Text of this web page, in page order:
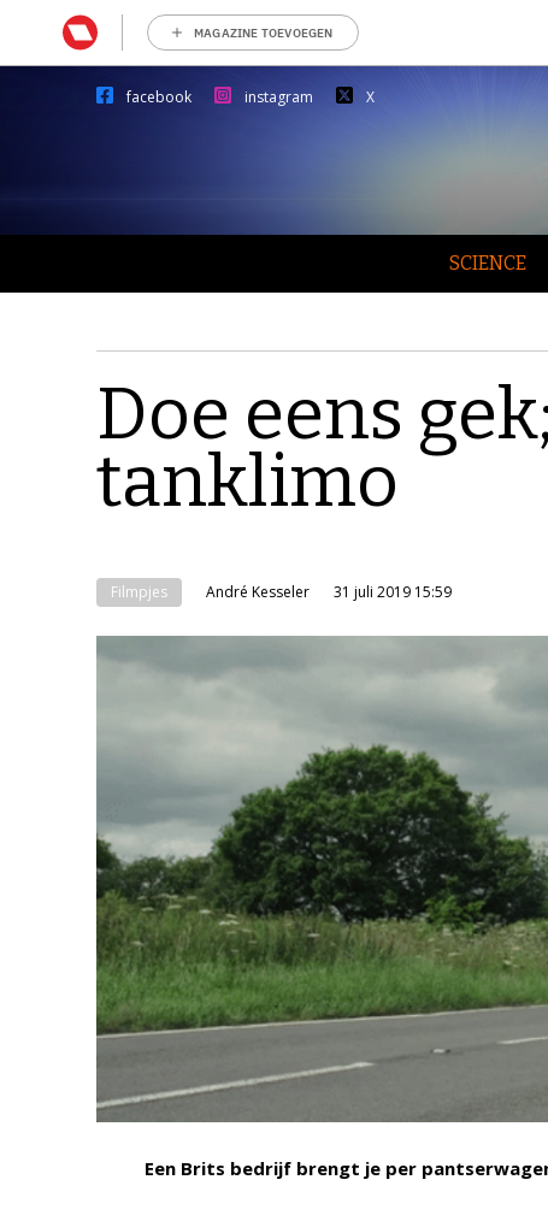
MAGAZINE TOEVOEGEN
facebook instagram X
SCIENCE
Doe eens
tanklimo
Filmpjes André Kesseler 31 juli 2019 15:59
Een Brits bedrijf brengt je per